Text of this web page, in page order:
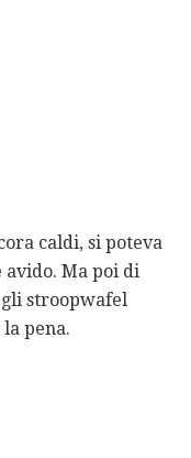
caldi, si poteva
avido. Ma poi di
stroopwafel
pena.